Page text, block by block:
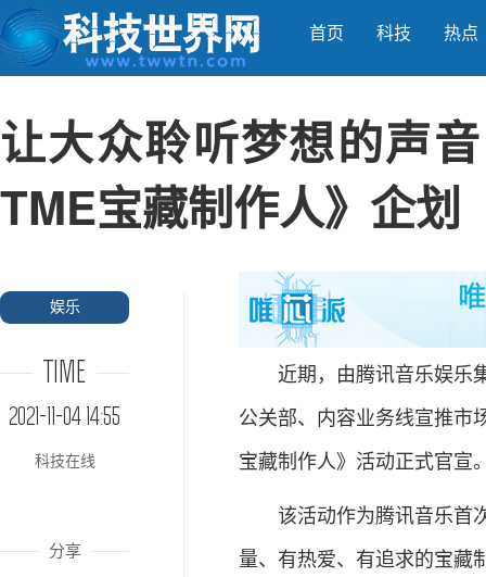
首页 科技 热点
让大众聆听梦想的声
TME宝藏制作人》企划
娱乐
TIME
2021-11-04 14:55
科技在线
分享
近期，由腾讯音乐娱乐集
公关部、内容业务线宣推市
宝藏制作人》活动正式官宣
该活动作为腾讯音乐首次
量、有热爱、有追求的宝藏